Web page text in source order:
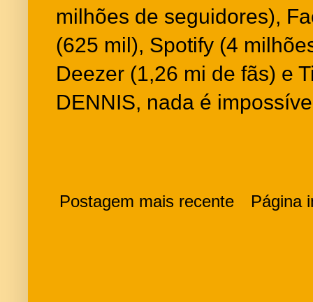
milhões de seguidores),
(625 mil), Spotify (4
Deezer (1,26 mi de fãs) e
DENNIS, nada é
Postagem mais recente Página